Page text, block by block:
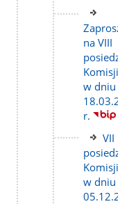
do
na VIII
Komisji
w dniu
r.
Link
do
VII
Komisji
w dniu